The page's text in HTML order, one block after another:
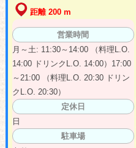
距離 200 m
営業時間
月～土: 11:30～14:00 （料理L.O.
14:00 ドリンクL.O. 14:00）17:00
～21:00 （料理L.O. 20:30 ドリン
クL.O. 20:30）
定休日
日
駐車場